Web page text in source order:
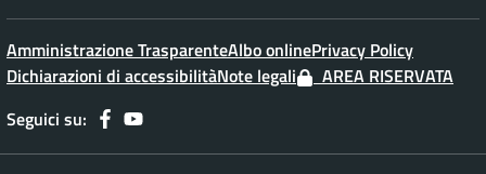
Amministrazione TrasparenteAlbo onlinePrivacy Policy
Dichiarazioni di accessibilitàNote legali
AREA RISERVATA
Seguici su: